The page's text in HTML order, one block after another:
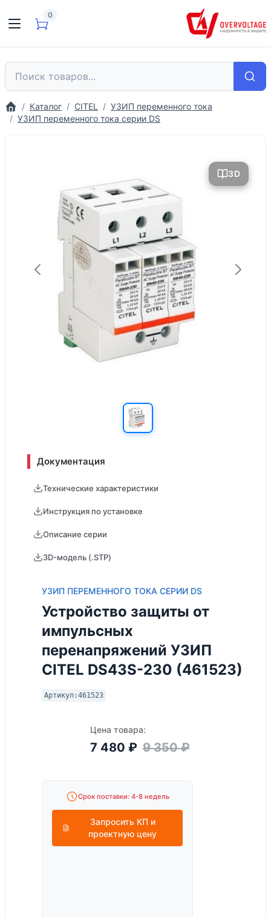
0
Каталог CITEL
УЗИП переменного тока
УЗИП переменного тока серии DS
3D
Документация
Технические характеристики
Инструкция по установке
Описание серии
3D-модель (.STP)
УЗИП ПЕРЕМЕННОГО ТОКА СЕРИИ DS
Устройство защиты от
импульсных
перенапряжений УЗИП
CITEL DS43S-230 (461523)
Артикул:461523
Цена товара:
7 480 ₽ 9 350₽
Срок поставки: 4-8 недель
Запросить КП и
проектную цену